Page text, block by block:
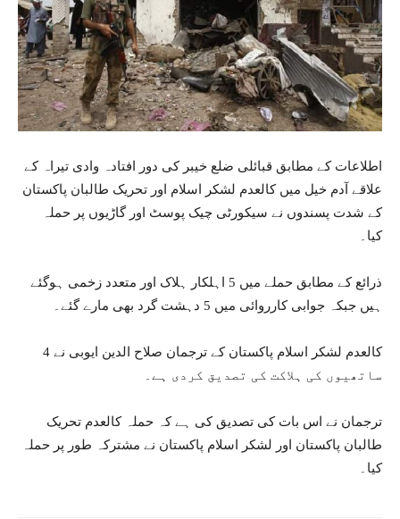
اطلاعات کے مطابق قبائلی ضلع خیبر کی دور افتادہ وادی تیراہ کے
علاقے آدم خیل میں کالعدم لشکر اسلام اور تحریک طالبان پاکستان
کے شدت پسندوں نے سیکورٹی چیک پوسٹ اور گاڑیوں پر حملہ
کیا۔
ذرائع کے مطابق حملے میں 5 اہلکار ہلاک اور متعدد زخمی ہوگئے
ہیں جبکہ جوابی کارروائی میں 5 دہشت گرد بھی مارے گئے۔
کالعدم لشکر اسلام پاکستان کے ترجمان صلاح الدین ایوبی نے 4
ساتھیوں کی ہلاکت کی تصدیق کردی ہے۔
ترجمان نے اس بات کی تصدیق کی ہے کہ حملہ کالعدم تحریک
طالبان پاکستان اور لشکر اسلام پاکستان نے مشترکہ طور پر حملہ
کیا۔